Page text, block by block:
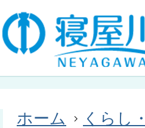
ホーム くらし